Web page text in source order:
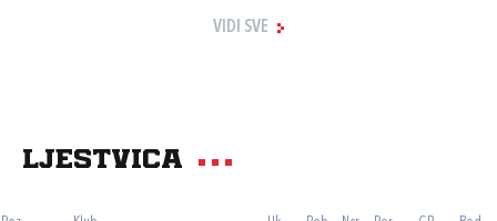
VIDI SVE
Ljestvica